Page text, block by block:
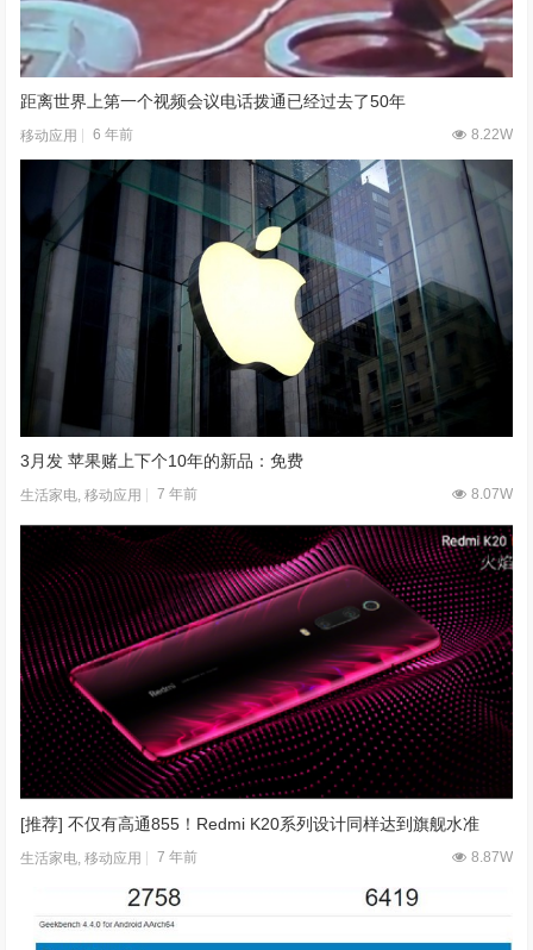
距离世界上第一个视频会议电话拨通已经过去了50年
移动应用 6 年前 8.22W
3月发 苹果赌上下个10年的新品：免费
生活家电 ,移动应用 7 年前 8.07W
[推荐] 不仅有高通855！Redmi K20系列设计同样达到旗舰水准
生活家电,移动应用 7 年前 8.87W